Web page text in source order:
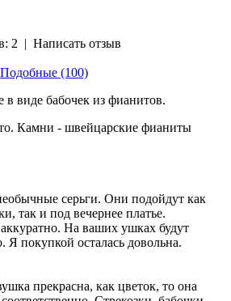
2 | Написать отзыв
Подобные (100)
в виде бабочек из фианитов.
Камни - швейцарские фианиты
серьги. Они подойдут как
так и под вечернее платье.
На ваших ушках будут
Я покупкой осталась довольна.
прекрасна, как цветок, то она